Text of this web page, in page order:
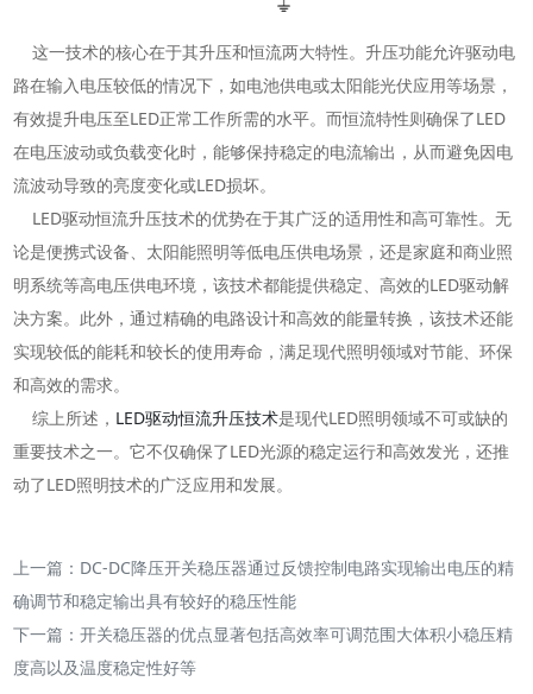
这一技术的核心在于其升压和恒流两大特性。升压功能允许驱动电
路在输入电压较低的情况下，如电池供电或太阳能光伏应用等场景，
有效提升电压至LED正常工作所需的水平。而恒流特性则确保了LED
在电压波动或负载变化时，能够保持稳定的电流输出，从而避免因电
流波动导致的亮度变化或LED损坏。
LED驱动恒流升压技术的优势在于其广泛的适用性和高可靠性。无
论是便携式设备、太阳能照明等低电压供电场景，还是家庭和商业照
明系统等高电压供电环境，该技术都能提供稳定、高效的LED驱动解
决方案。此外，通过精确的电路设计和高效的能量转换，该技术还能
实现较低的能耗和较长的使用寿命，满足现代照明领域对节能、环保
和高效的需求。
综上所述， LED驱动恒流升压技术是现代LED照明领域不可或缺的
重要技术之一。它不仅确保了LED光源的稳定运行和高效发光，还推
动了LED照明技术的广泛应用和发展。
上一篇： DC-DC降压开关稳压器通过反馈控制电路实现输出电压的精
确调节和稳定输出具有较好的稳压性能
下一篇： 开关稳压器的优点显著包括高效率可调范围大体积小稳压精
度高以及温度稳定性好等